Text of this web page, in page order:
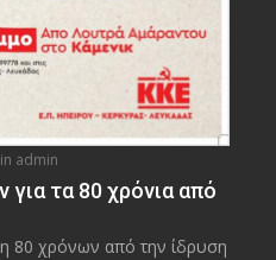
admin
τα 80 χρόνια από
80 χρόνων από την ίδρυση